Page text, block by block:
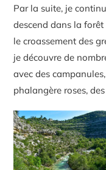
Par la suite, je
descend dans la
le croassement des
je découvre de
avec des
phalangère roses,